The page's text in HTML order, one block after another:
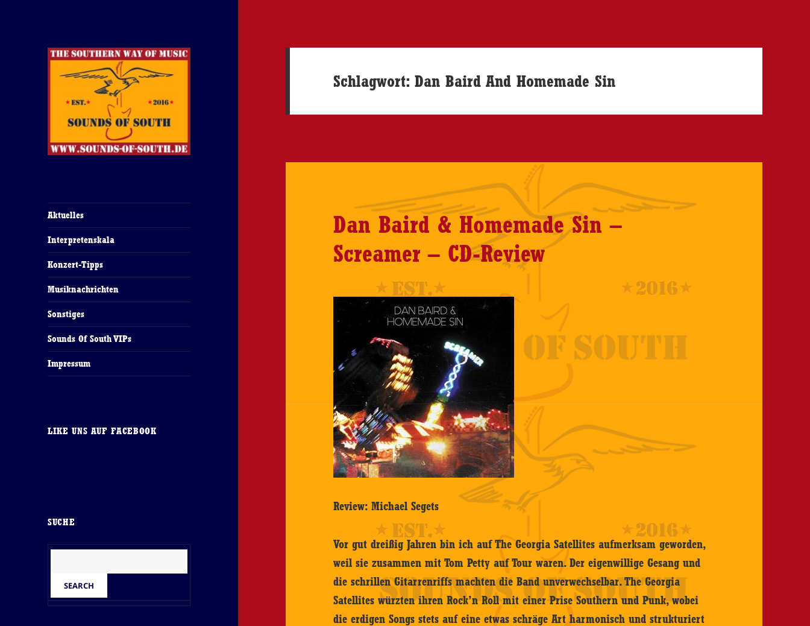
Aktuelles
Interpretenskala
Konzert-Tipps
Musiknachrichten
Sonstiges
Sounds Of South VIPs
Impressum
LIKE UNS AUF FACEBOOK
SUCHE
Schlagwort:Dan Baird And Homemade Sin
Dan Baird & Homemade Sin –
Screamer – CD-Review
Review: Michael Segets
Vor gut dreißig Jahren bin ich auf The Georgia Satellites aufmerksam geworden,
weil sie zusammen mit Tom Petty auf Tour waren. Der eigenwillige Gesang und
die schrillen Gitarrenriffs machten die Band unverwechselbar. The Georgia
Satellites würzten ihren Rock’n Roll mit einer Prise Southern und Punk, wobei
die erdigen Songs stets auf eine etwas schräge Art harmonisch und strukturiert